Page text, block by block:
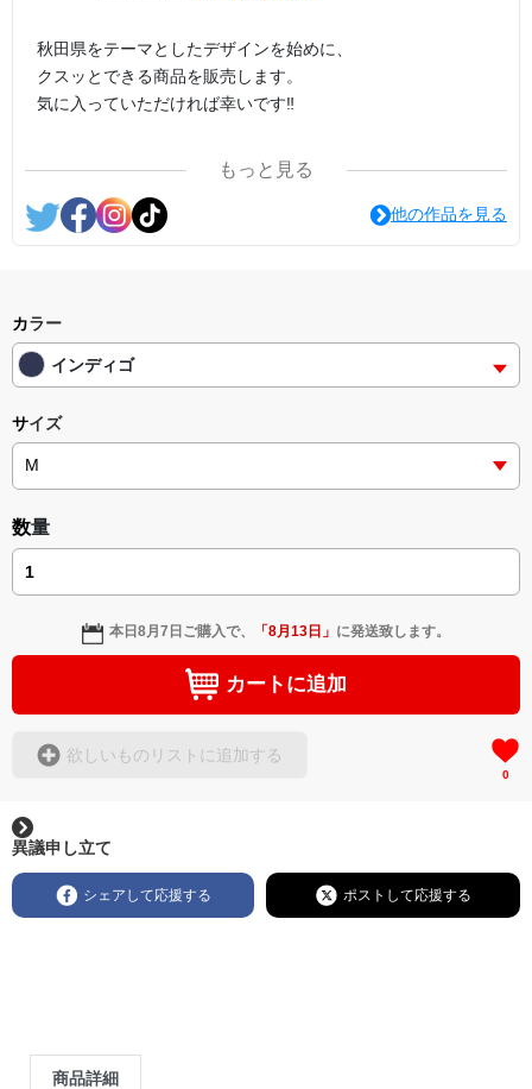
秋田県をテーマとしたデザインを始めに、
クスッとできる商品を販売します。
気に入っていただければ幸いです‼
本業はプリント会社です。
弊社で自らプリントした商品は、こちらで販売しております!
新商品の情報等も更新していきますので、
もっと見る
他の作品を見る
カラー
インディゴ
サイズ
数量
本日8月7日 ご購入で、 「8月13日 」 に発送致します。
カートに追加
欲しいものリストに追加する
0
異議申し立て
シェアして応援する ポストして応援する
商品詳細